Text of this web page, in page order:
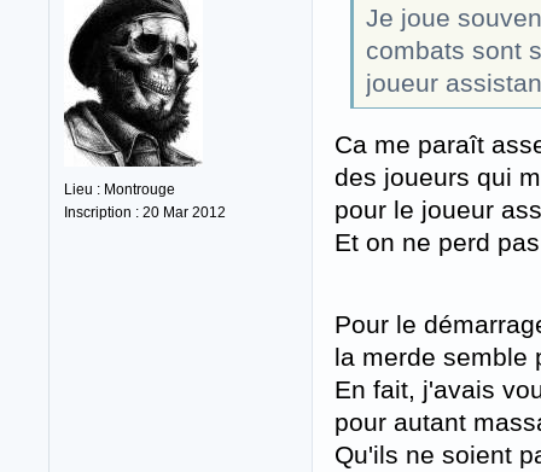
Lieu : Montrouge
Inscription : 20 Mar 2012
Je joue
combats sont
joueur
Ca me paraît
des joueurs qui
pour le joueur
Et on ne perd
Pour le
la merde semble
En fait, j'avais
pour autant
Qu'ils ne soient